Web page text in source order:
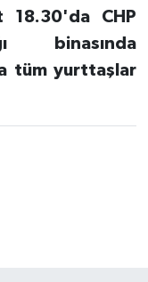
18.30'da CHP
binasında
tüm yurttaşlar